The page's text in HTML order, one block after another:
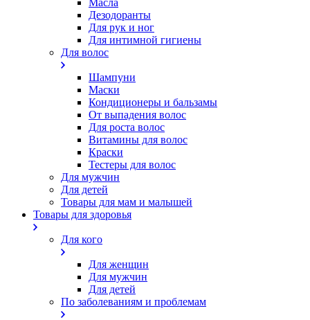
Масла
Дезодоранты
Для рук и ног
Для интимной гигиены
Для волос
Шампуни
Маски
Кондиционеры и бальзамы
От выпадения волос
Для роста волос
Витамины для волос
Краски
Тестеры для волос
Для мужчин
Для детей
Товары для мам и малышей
Товары для здоровья
Для кого
Для женщин
Для мужчин
Для детей
По заболеваниям и проблемам